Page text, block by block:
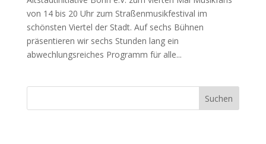
von 14 bis 20 Uhr zum Straßenmusikfestival im
schönsten Viertel der Stadt. Auf sechs Bühnen
präsentieren wir sechs Stunden lang ein
abwechlungsreiches Programm für alle...
Suchen